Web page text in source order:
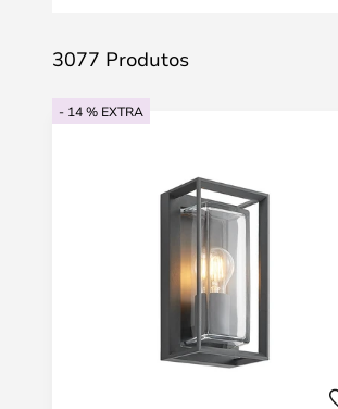
3077 Produtos
- 14 % EXTRA